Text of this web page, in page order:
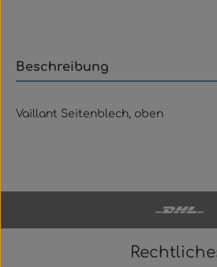
Beschreibung
Vaillant Seitenblech, oben